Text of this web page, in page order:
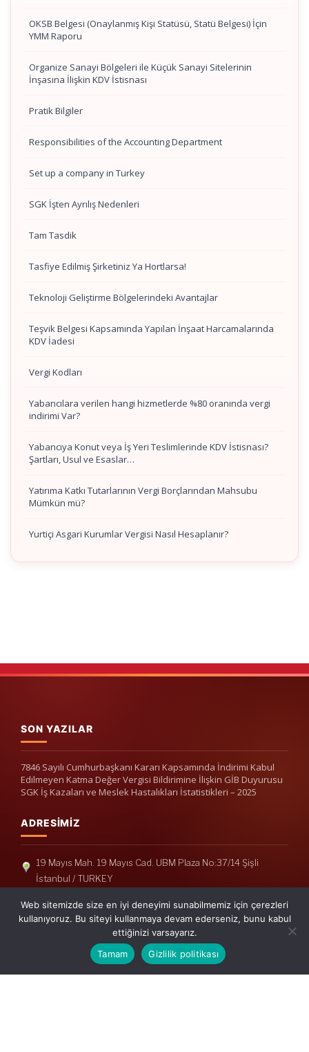
OKSB Belgesi (Onaylanmış Kişi Statüsü, Statü Belgesi) İçin
YMM Raporu
Organize Sanayi Bölgeleri ile Küçük Sanayi Sitelerinin
İnşasına İlişkin KDV İstisnası
Pratik Bilgiler
Responsibilities of the Accounting Department
Set up a company in Turkey
SGK İşten Ayrılış Nedenleri
Tam Tasdik
Tasfiye Edilmiş Şirketiniz Ya Hortlarsa!
Teknoloji Geliştirme Bölgelerindeki Avantajlar
Teşvik Belgesi Kapsamında Yapılan İnşaat Harcamalarında
KDV İadesi
Vergi Kodları
Yabancılara verilen hangi hizmetlerde %80 oranında vergi
indirimi Var?
Yabancıya Konut veya İş Yeri Teslimlerinde KDV İstisnası?
Şartları, Usul ve Esaslar…
Yatırıma Katkı Tutarlarının Vergi Borçlarından Mahsubu
Mümkün mü?
Yurtiçi Asgari Kurumlar Vergisi Nasıl Hesaplanır?
SON YAZILAR
7846 Sayılı Cumhurbaşkanı Kararı Kapsamında İndirimi Kabul
Edilmeyen Katma Değer Vergisi Bildirimine İlişkin GİB Duyurusu
SGK İş Kazaları ve Meslek Hastalıkları İstatistikleri – 2025
ADRESIMIZ
19 Mayıs Mah. 19 Mayıs Cad. UBM Plaza No:37/14 Şişli
İstanbul / TURKEY
Telefon: +90(212) 240 33 39
Telefon: +90(212) 248 19 36
info@erisymm.com
Web sitemizde size en iyi deneyimi sunabilmemiz için çerezleri
kullanıyoruz. Bu siteyi kullanmaya devam ederseniz, bunu kabul
ettiğinizi varsayarız.
Tamam
Gizlilik politikası